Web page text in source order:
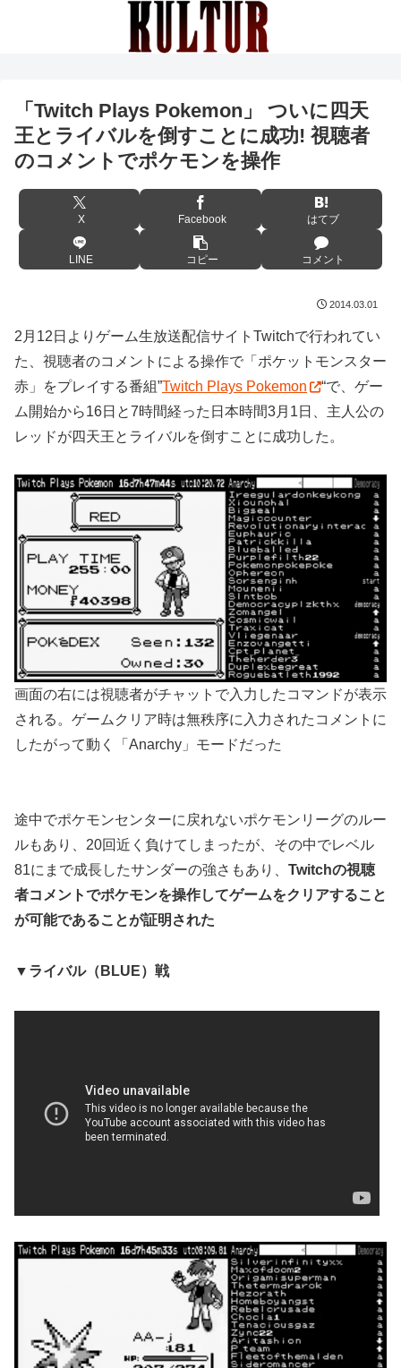
「Twitch Plays Pokemon」 ついに四天
王とライバルを倒すことに成功! 視聴者
のコメントでポケモンを操作
X Facebook はてブ
LINE コピー コメント
2014.03.01
2月12日よりゲーム生放送配信サイトTwitchで行われてい
た、視聴者のコメントによる操作で「ポケットモンスター
赤」をプレイする番組”Twitch Plays Pokemon
“で、ゲー
ム開始から16日と7時間経った日本時間3月1日、主人公の
レッドが四天王とライバルを倒すことに成功した。
画面の右には視聴者がチャットで入力したコマンドが表示
される。ゲームクリア時は無秩序に入力されたコメントに
したがって動く「Anarchy」モードだった
途中でポケモンセンターに戻れないポケモンリーグのルー
ルもあり、20回近く負けてしまったが、その中でレベル
81にまで成長したサンダーの強さもあり、 Twitchの視聴
者コメントでポケモンを操作してゲームをクリアすること
が可能であることが証明された
▼ライバル（BLUE）戦